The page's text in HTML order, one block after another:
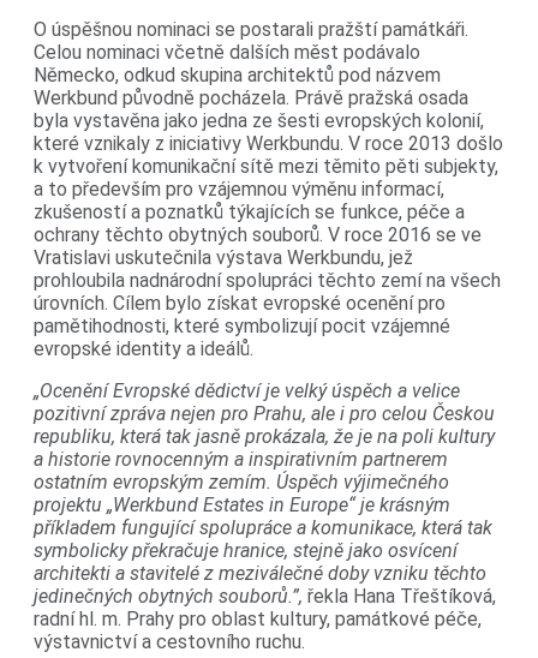
O úspěšnou nominaci se postarali pražští památkáři.
Celou nominaci včetně dalších měst podávalo
Německo, odkud skupina architektů pod názvem
Werkbund původně pocházela. Právě pražská osada
byla vystavěna jako jedna ze šesti evropských kolonií,
které vznikaly z iniciativy Werkbundu. V roce 2013 došlo
k vytvoření komunikační sítě mezi těmito pěti subjekty,
a to především pro vzájemnou výměnu informací,
zkušeností a poznatků týkajících se funkce, péče a
ochrany těchto obytných souborů. V roce 2016 se ve
Vratislavi uskutečnila výstava Werkbundu, jež
prohloubila nadnárodní spolupráci těchto zemí na všech
úrovních. Cílem bylo získat evropské ocenění pro
pamětihodnosti, které symbolizují pocit vzájemné
evropské identity a ideálů.
„Ocenění Evropské dědictví je velký úspěch a velice
pozitivní zpráva nejen pro Prahu, ale i pro celou Českou
republiku, která tak jasně prokázala, že je na poli kultury
a historie rovnocenným a inspirativním partnerem
ostatním evropským zemím. Úspěch výjimečného
projektu „Werkbund Estates in Europe“ je krásným
příkladem fungující spolupráce a komunikace, která tak
symbolicky překračuje hranice, stejně jako osvícení
architekti a stavitelé z meziválečné doby vzniku těchto
jedinečných obytných souborů.”, řekla Hana Třeštíková,
radní hl. m. Prahy pro oblast kultury, památkové péče,
výstavnictví a cestovního ruchu.